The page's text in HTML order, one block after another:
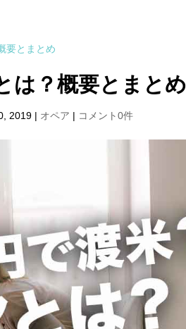
要とまとめ
は？概要とまとめ
2019 | オペア | コメント0件